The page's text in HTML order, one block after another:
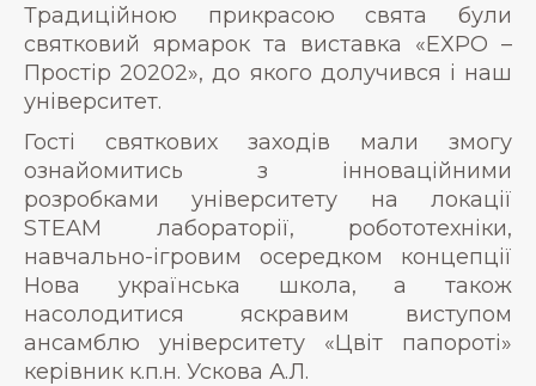
Традиційною прикрасою свята були
святковий ярмарок та виставка «ЕХРО –
Простір 20202», до якого долучився і наш
університет.
Гості святкових заходів мали змогу
ознайомитись з інноваційними
розробками університету на локації
STEAM лабораторії, робототехніки,
навчально-ігровим осередком концепції
Нова українська школа, а також
насолодитися яскравим виступом
ансамблю університету «Цвіт папороті»
керівник к.п.н. Ускова А.Л.